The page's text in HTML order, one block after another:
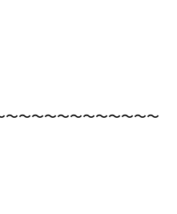
〜〜〜〜〜〜〜〜〜〜〜